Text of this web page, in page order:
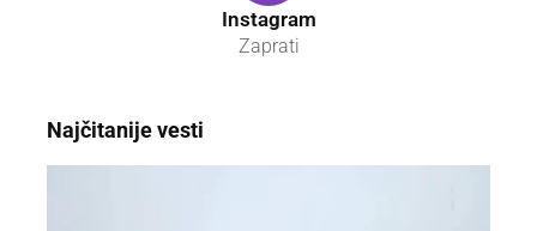
Instagram
Zaprati
Najčitanije vesti